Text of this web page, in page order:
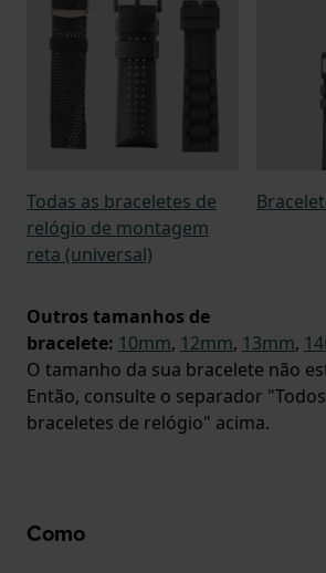
Todas as braceletes de
relógio de montagem
reta (universal)
Outros tamanhos de
bracelete: 10mm, 12mm, 13mm,
O tamanho da sua bracelete não
Então, consulte o separador
braceletes de relógio" acima.
Como